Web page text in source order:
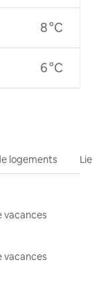
8 °C
6 °C
logements
vacances
vacances